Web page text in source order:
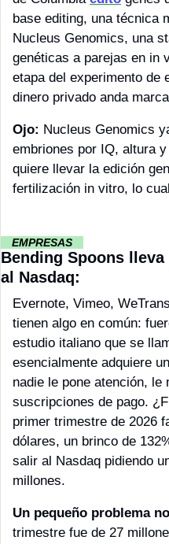
base editing, una técnica
Nucleus Genomics, una
genéticas a parejas en in
etapa del experimento de
dinero privado anda
Ojo: Nucleus Genomics
embriones por IQ, altura
quiere llevar la edición
fertilización in vitro, lo
EMPRESAS
Bending Spoons
al Nasdaq:
Evernote, Vimeo,
tienen algo en común:
estudio italiano que se
esencialmente adquiere
nadie le pone atención, le
suscripciones de pago.
primer trimestre de 2026
dólares, un brinco de
salir al Nasdaq pidiendo
millones.
Un pequeño problema
trimestre fue de 27